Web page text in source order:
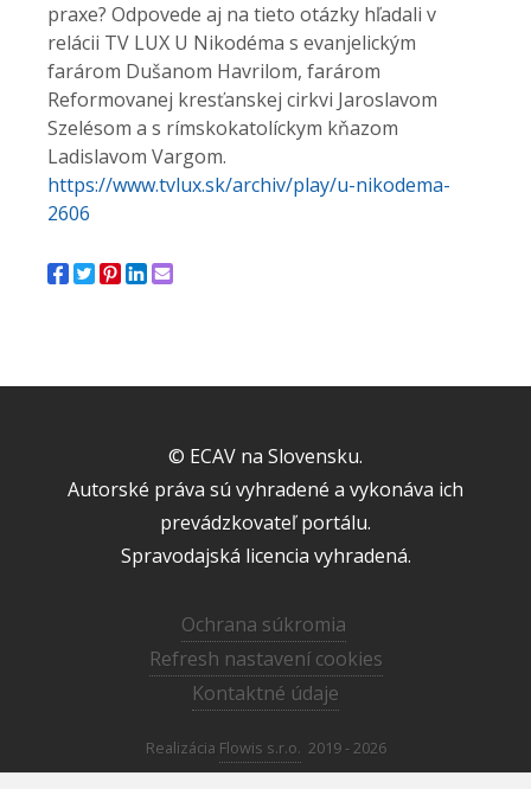
praxe? Odpovede aj na tieto otázky hľadali v
relácii TV LUX U Nikodéma s evanjelickým
farárom Dušanom Havrilom, farárom
Reformovanej kresťanskej cirkvi Jaroslavom
Szelésom a s rímskokatolíckym kňazom
Ladislavom Vargom.
https://www.tvlux.sk/archiv/play/u-nikodema-
2606
© ECAV na Slovensku.
Autorské práva sú vyhradené a vykonáva ich
prevádzkovateľ portálu.
Spravodajská licencia vyhradená.
Ochrana súkromia
Refresh nastavení cookies
Kontaktné údaje
Realizácia Flowis s.r.o. 2019 - 2026